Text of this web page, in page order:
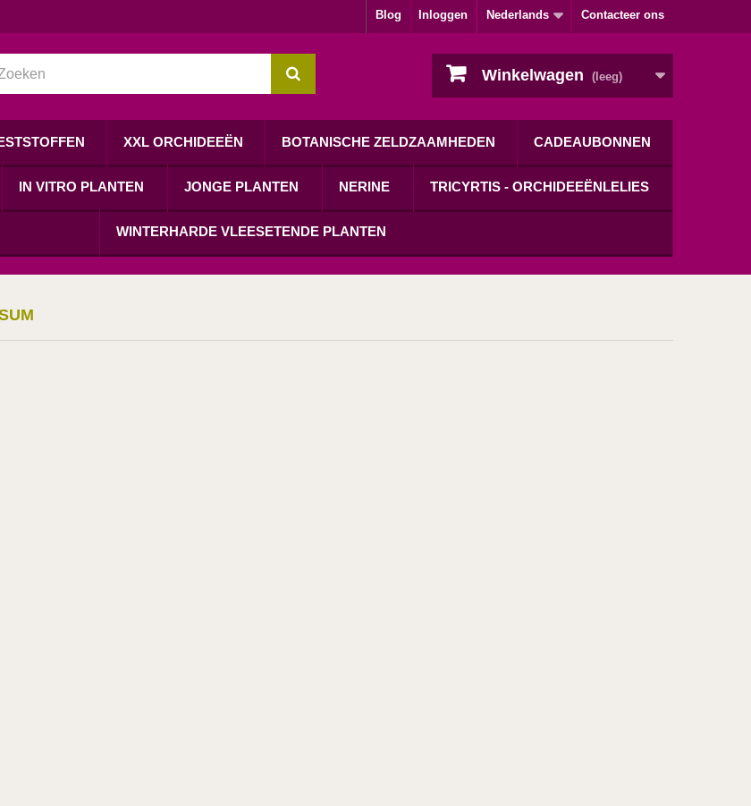
Contacteer ons
Nederlands
Inloggen
Blog
Winkelwagen (leeg)
XXL ORCHIDEEËN BOTANISCHE ZELDZAAMHEDEN CADEAUBONNEN
IN VITRO PLANTEN JONGE PLANTEN NERINE TRICYRTIS - ORCHIDEEËNLELIES
WINTERHARDE VLEESETENDE PLANTEN